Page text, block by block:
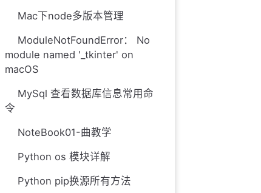
Mac下node多版本管理
ModuleNotFoundError： No
module named '_tkinter' on
macOS
MySql 查看数据库信息常用命
令
NoteBook01-曲教学
Python os 模块详解
Python pip换源所有方法